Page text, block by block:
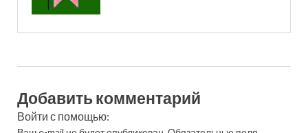
Добавить комментарий
Войти с помощью: